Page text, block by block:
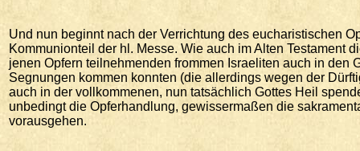
Und nun beginnt nach der Verrichtung des eucharistischen
Kommunionteil der hl. Messe. Wie auch im Alten Testament
jenen Opfern teilnehmenden frommen Israeliten auch in
Segnungen kommen konnten (die allerdings wegen der
auch in der vollkommenen, nun tatsächlich Gottes Heil
unbedingt die Opferhandlung, gewissermaßen die
vorausgehen.